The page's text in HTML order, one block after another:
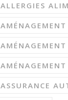
ALLERGIES
AMÉNAGEMENT
ASSURANCE